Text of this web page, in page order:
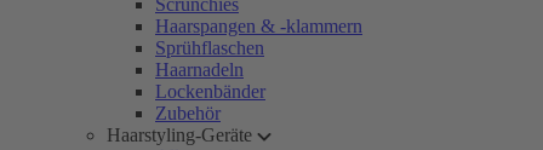
Scrunchies
Haarspangen & -klammern
Sprühflaschen
Haarnadeln
Lockenbänder
Zubehör
Haarstyling-Geräte